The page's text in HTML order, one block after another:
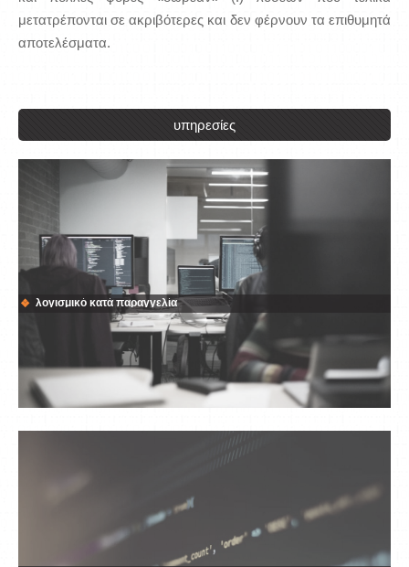
μετατρέπονται σε ακριβότερες και δεν φέρνουν τα επιθυμητά
αποτελέσματα.
υπηρεσίες
λογισμικό κατά παραγγελία